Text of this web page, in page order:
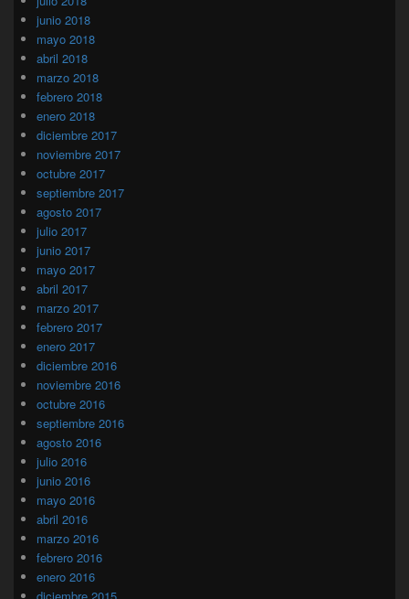
junio 2018
mayo 2018
abril 2018
marzo 2018
febrero 2018
enero 2018
diciembre 2017
noviembre 2017
octubre 2017
septiembre 2017
agosto 2017
julio 2017
junio 2017
mayo 2017
abril 2017
marzo 2017
febrero 2017
enero 2017
diciembre 2016
noviembre 2016
octubre 2016
septiembre 2016
agosto 2016
julio 2016
junio 2016
mayo 2016
abril 2016
marzo 2016
febrero 2016
enero 2016